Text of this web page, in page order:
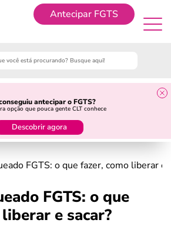
Antecipar FGTS
antecipar o FGTS?
opção que pouca gente CLT conhece
Descobrir agora
Antecipar FGTS
FGTS: o que fazer, como liberar e
FGTS: o que
e sacar?